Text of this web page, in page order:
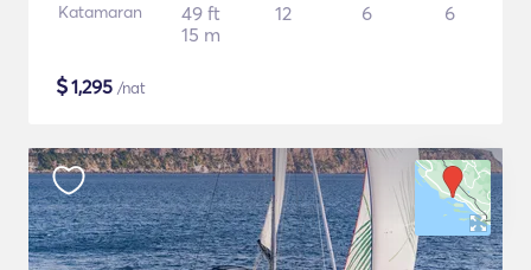
Katamaran
49 ft
15 m
12 6 6
$1,295 /nat